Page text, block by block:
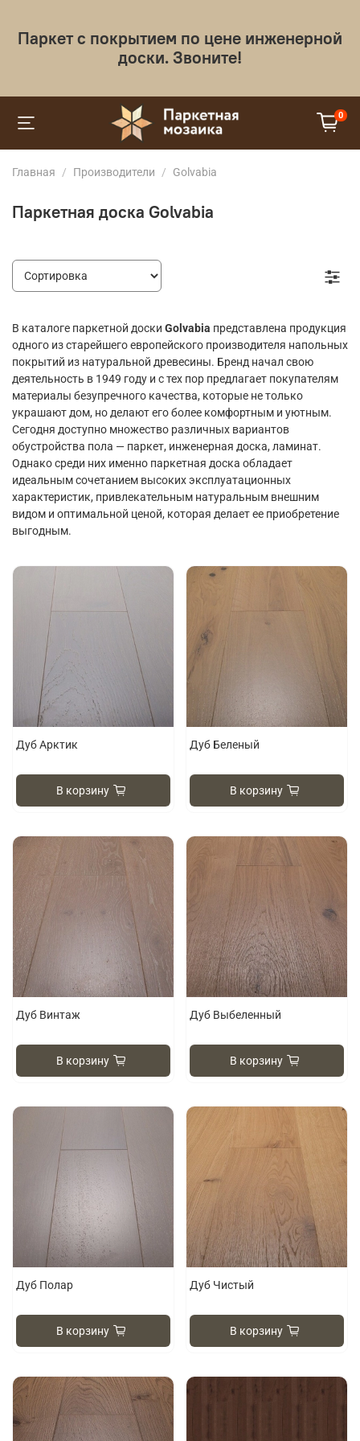
Паркет с покрытием по цене инженерной
доски. Звоните!
0
Главная Производители Golvabia
Паркетная доска Golvabia
В каталоге паркетной доски Golvabia представлена продукция
одного из старейшего европейского производителя напольных
покрытий из натуральной древесины. Бренд начал свою
деятельность в 1949 году и с тех пор предлагает покупателям
материалы безупречного качества, которые не только
украшают дом, но делают его более комфортным и уютным.
Сегодня доступно множество различных вариантов
обустройства пола — паркет, инженерная доска, ламинат.
Однако среди них именно паркетная доска обладает
идеальным сочетанием высоких эксплуатационных
характеристик, привлекательным натуральным внешним
видом и оптимальной ценой, которая делает ее приобретение
выгодным.
Дуб Арктик
В корзину
Дуб Беленый
В корзину
Дуб Винтаж
В корзину
Дуб Выбеленный
В корзину
Дуб Полар
В корзину
Дуб Чистый
В корзину